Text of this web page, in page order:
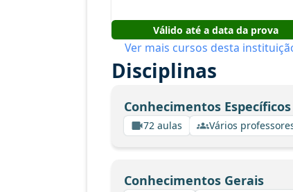
Válido até a data da prova
Ver mais cursos desta
Disciplinas
Conhecimentos Específicos
72 aulas Vários
Conhecimentos Gerais